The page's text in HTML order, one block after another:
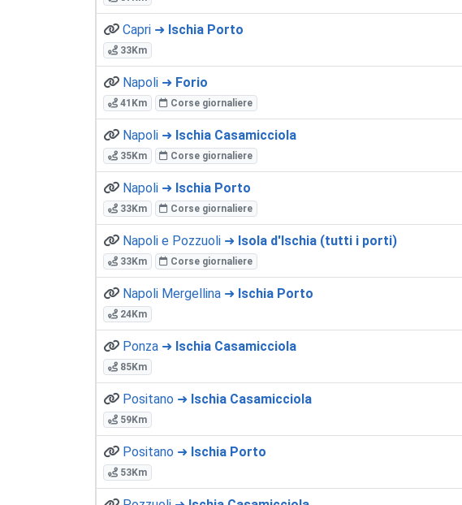
Capri ➜ Ischia Porto
33Km
Napoli ➜ Forio
41Km Corse giornaliere
Napoli ➜ Ischia Casamicciola
35Km Corse giornaliere
Napoli ➜ Ischia Porto
33Km Corse giornaliere
Napoli e Pozzuoli ➜ Isola d'Ischia (tutti i porti)
33Km Corse giornaliere
Napoli Mergellina ➜ Ischia Porto
24Km
Ponza ➜ Ischia Casamicciola
85Km
Positano ➜ Ischia Casamicciola
59Km
Positano ➜ Ischia Porto
53Km